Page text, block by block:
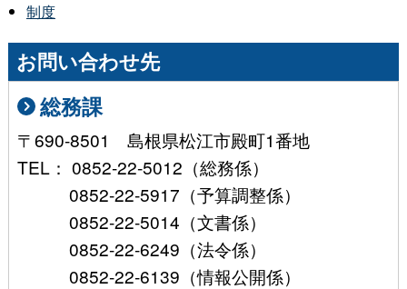
制度
お問い合わせ先
総務課
〒690-8501 島根県松江市殿町1番地
TEL： 0852-22-5012（総務係）
0852-22-5917（予算調整係）
0852-22-5014（文書係）
0852-22-6249（法令係）
0852-22-6139（情報公開係）